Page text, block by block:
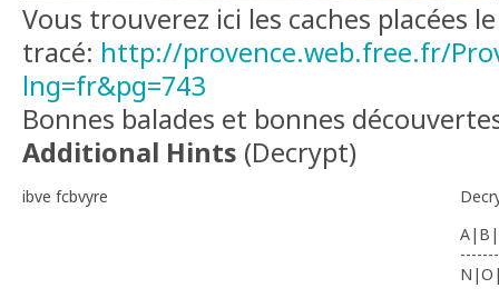
Vous trouverez ici les caches placées
tracé: http://provence.web.free.fr/
lng=fr&pg=743
Bonnes balades et bonnes
Additional Hints (Decrypt)
ibve fcbvyre